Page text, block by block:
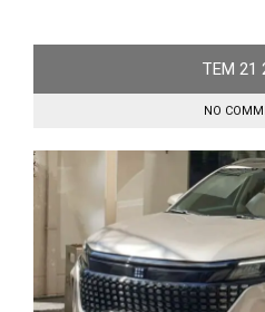
TEM 21
NO